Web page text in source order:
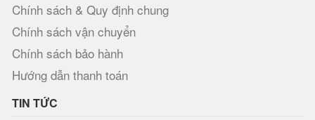
Chính sách & Quy định chung
Chính sách vận chuyển
Chính sách bảo hành
Hướng dẫn thanh toán
TIN TỨC